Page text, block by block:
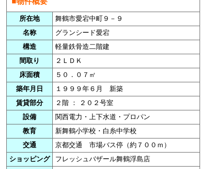
所在地
舞鶴市愛宕中町９－９
名称
グランシード愛宕
構造
軽量鉄骨造二階建
間取り
２ＬＤＫ
床面積
５０．０７㎡
築年月日
１９９９年６月 新築
賃貸部分
２階 ： ２０２号室
設備
関西電力・上下水道・プロパン
教育
新舞鶴小学校・白糸中学校
交通
京都交通 市場バス停（約７００ｍ）
ショッピング
フレッシュバザール舞鶴浮島店